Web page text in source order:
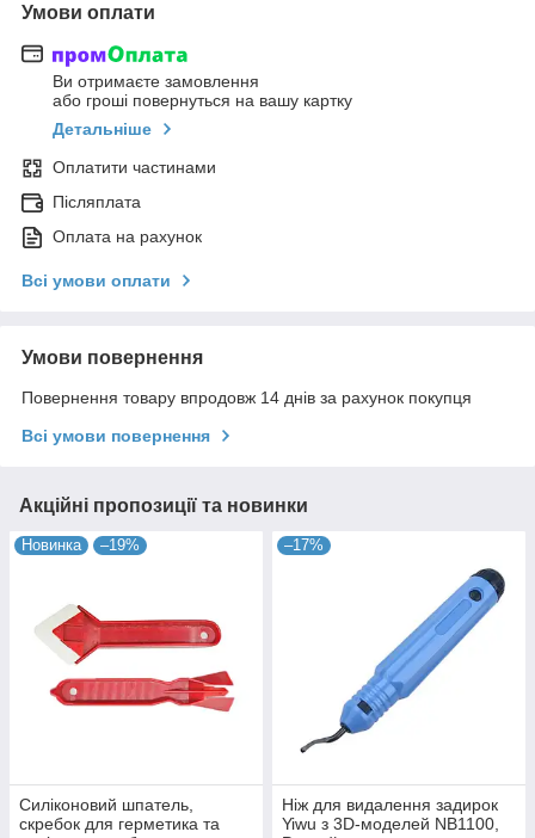
Умови оплати
Ви отримаєте замовлення
або гроші повернуться на вашу картку
Детальніше
Оплатити частинами
Післяплата
Оплата на рахунок
Всі умови оплати
Умови повернення
Повернення товару впродовж 14 днів за рахунок покупця
Всі умови повернення
Акційні пропозиції та новинки
Новинка –19%
Силіконовий шпатель,
скребок для герметика та
–17%
Ніж для видалення задирок
Yiwu з 3D-моделей NB1100,